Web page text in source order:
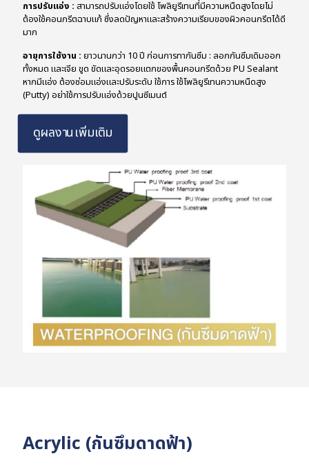
การปรับแอ่ง : สามารถปรับแอ่งโดยใช้ โพลิยูรีเทนที่มีความหนืดสูงโดยไม่
ต้องใช้คอนกรีตฉาบแก้ ซึ่งลดปัญหาและสร้างความเรียบของผิวคอนกรีตได้ดี
มาก
อายุการใช้งาน : ยาวนานกว่า 10 ปี ก่อนการทากันซึม : ลอกกันซึมเดิมออก
ทั้งหมด และเจีย ขูด ขัดและอุดรอยแตกของพื้นคอนกรีตด้วย PU Sealant
หากมีแอ่ง ต้องซ่อมแอ่งและปรับระดับ ใช้การ ใช้โพลิยูรีเทนความหนืดสูง
(Putty) อย่าใช้การปรับแอ่งด้วยปูนซีเมนต์
ดูผลงานเพิ่มเติม
Acrylic (กันซึมดาดฟ้า)